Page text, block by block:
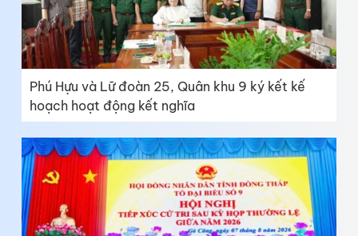
Phú Hựu và Lữ đoàn 25, Quân khu 9 ký kết kế
hoạch hoạt động kết nghĩa